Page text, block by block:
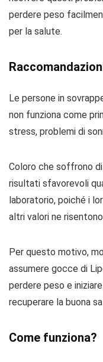
perdere peso
per la salute.
Le persone in
non funziona come
stress, problemi di
Coloro che soffrono
risultati sfavorevoli
laboratorio, poiché i
altri valori ne
Per questo motivo,
assumere gocce di
perdere peso e
recuperare la buona
Come funziona?